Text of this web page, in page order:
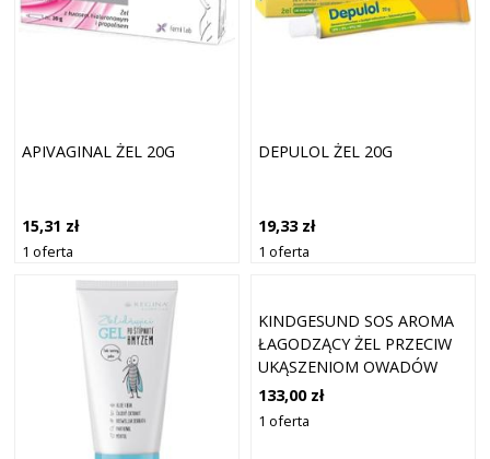
APIVAGINAL ŻEL 20G
15,31 zł
1 oferta
DEPULOL ŻEL 20G
19,33 zł
1 oferta
KINDGESUND SOS AROMA
ŁAGODZĄCY ŻEL PRZECIW
UKĄSZENIOM OWADÓW
DLA DZIECI 30 ML
133,00 zł
1 oferta